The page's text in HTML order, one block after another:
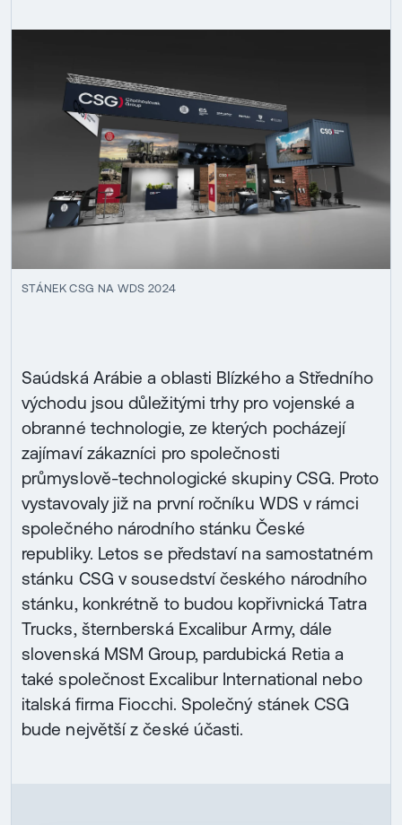
STÁNEK CSG NA WDS 2024
Saúdská Arábie a oblasti Blízkého a Středního
východu jsou důležitými trhy pro vojenské a
obranné technologie, ze kterých pocházejí
zajímaví zákazníci pro společnosti
průmyslově-technologické skupiny CSG. Proto
vystavovaly již na první ročníku WDS v rámci
společného národního stánku České
republiky. Letos se představí na samostatném
stánku CSG v sousedství českého národního
stánku, konkrétně to budou kopřivnická Tatra
Trucks, šternberská Excalibur Army, dále
slovenská MSM Group, pardubická Retia a
také společnost Excalibur International nebo
italská firma Fiocchi. Společný stánek CSG
bude největší z české účasti.